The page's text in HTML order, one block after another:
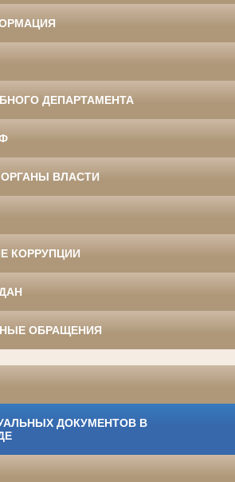
ДЕПАРТАМЕНТА
ВЛАСТИ
КОРРУПЦИИ
ОБРАЩЕНИЯ
ДОКУМЕНТОВ В